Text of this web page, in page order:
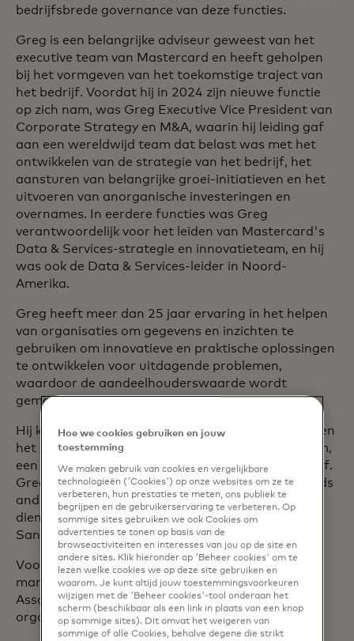
bedrijfsbrede governance van deze functies.
Greg is een belangrijke adviseur geweest van het
executive team van Mastercard en heeft geholpen
bij het vormgeven van het toekomstige traject van
het bedrijf. Voordat hij in 2024 zijn nieuwe functie
op zich nam, was Greg Executive Vice President van
Corporate Strategy en M&A, waarin hij leiding gaf
aan een wereldwijd team dat belast was met het
ontwikkelen van de strategie van het bedrijf, het
aansturen van belangrijke groei-initiatieven en het
uitvoeren van anorganische investeringen en
overnames. In eerdere functies was Greg
verantwoordelijk voor het leiden van Mastercard's
Data & Services-strategie en innovatieteam, en hij
was ook de Data & Services-leider in Noord-
Amerika.​
Greg heeft meer dan 25 jaar ervaring in het helpen
van organisaties om gegevens en inzichten te
gebruiken om innovatieve en praktische oplossingen
te ontwikkelen voor uitdagende problemen,
waardoor de aandeelhouderswaarde wordt
gemaximaliseerd.
Hij kwam oorspronkelijk bij Mastercard in 2015 toen
het Applied Predictive Technologies (APT) overnam,
een toonaangevend cloudgebaseerd analysebedrijf.
Greg gaf leiding aan de Consumer Packaged Goods
and Manufacturing-branche van het bedrijf en
diende ook als de primaire leider voor het werk in
San Francisco, Australië en Nieuw-Zeeland.
Voordat hij bij APT kwam, was Greg
managementconsultant, aanvankelijk bij Marakon
Associates voordat hij werkte met talloze
organisaties in de sociale en non-profitsector.
Hoe we cookies gebruiken en jouw
toestemming
We maken gebruik van cookies en vergelijkbare
technologieën ('Cookies') op onze websites om ze te
verbeteren, hun prestaties te meten, ons publiek te
begrijpen en de gebruikerservaring te verbeteren. Op
sommige sites gebruiken we ook Cookies om
advertenties te tonen op basis van de
browseactiviteiten en interesses van jou op de site en
andere sites. Klik hieronder op 'Beheer cookies' om te
lezen welke cookies we op deze site gebruiken en
waarom. Je kunt altijd jouw toestemmingsvoorkeuren
wijzigen met de 'Beheer cookies'-tool onderaan het
scherm (beschikbaar als een link in plaats van een knop
op sommige sites). Dit omvat het weigeren van
sommige of alle Cookies, behalve degene die strikt